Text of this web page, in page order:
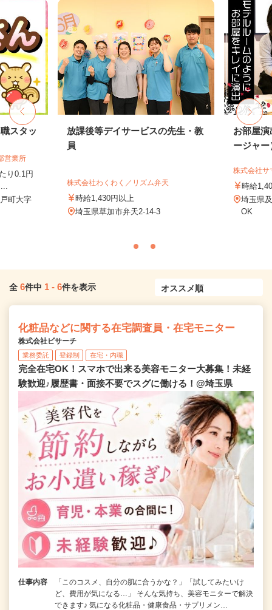
スタッ
営業所
り0.1円
町大字
放課後等デイサービスの先生・教
員
株式会社わくわく／リズム弁天
時給1,430円以上
埼玉県草加市弁天2-14-3
お部屋
ージャー
株式会社サ
時給
埼玉県
OK
全 6件中 1 - 6件を表示
化粧品などに関する在宅調査員・在宅モニター
株式会社ビサーチ
業務委託 登録制 在宅・内職
完全在宅OK！スマホで出来る美容モニター大募集！未経
験歓迎♪履歴書・面接不要でスグに働ける！@埼玉県
仕事内容
「このコスメ、自分の肌に合うかな？」「試してみたいけ
ど、費用が気になる…」 そんな気持ち、美容モニターで解決
できます♪ 気になる化粧品・健康食品・サプリメン…